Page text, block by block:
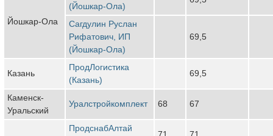
Йошкар-Ола
(Йошкар-Ола)
Сагдулин Руслан
Рифатович, ИП
(Йошкар-Ола)
69,5
Казань
ПродЛогистика
(Казань)
69,5
Каменск-
Уральский
Уралстройкомплект 68 67
ПродснабАлтай
71 71